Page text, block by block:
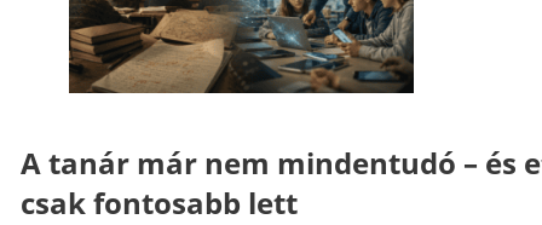
A tanár már nem mindentudó – és
csak fontosabb lett